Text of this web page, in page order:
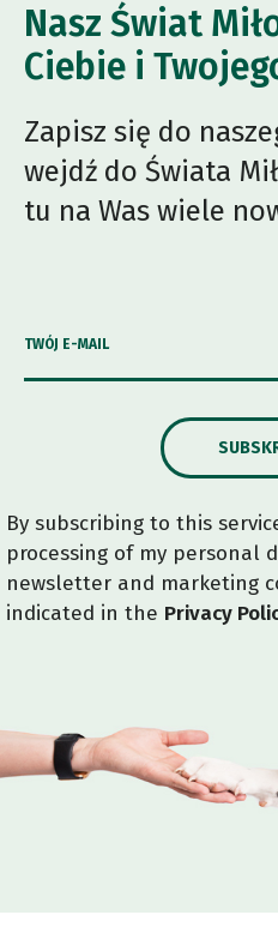
Nasz Świat
Ciebie i
Zapisz się do
wejdź do Świata
tu na Was wiele
TWÓJ E-MAIL
By subscribing to this
processing of my personal
newsletter and marketing
indicated in the Privacy